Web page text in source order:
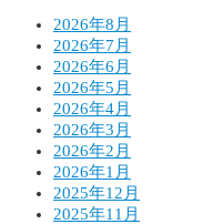
2026年8月
2026年7月
2026年6月
2026年5月
2026年4月
2026年3月
2026年2月
2026年1月
2025年12月
2025年11月